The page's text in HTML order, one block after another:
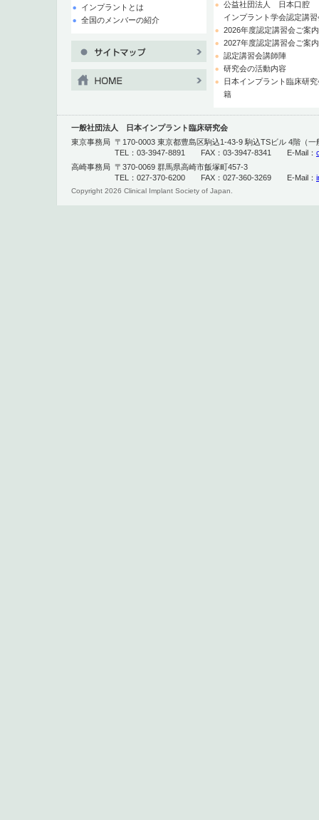
インプラントとは
全国のメンバーの紹介
公益社団法人 日本口腔
インプラント学会認定講
2026年度認定講習会ご案内
2027年度認定講習会ご案内
認定講習会講師陣
研究会の活動内容
日本インプラント臨床研
籍
一般社団法人 日本インプラント臨床研究会
東京事務局 〒170-0003 東京都豊島区駒込1-43-9 駒込TSビル 4階（
TEL：03-3947-8891 FAX：03-3947-8341 E-Mail：
高崎事務局 〒370-0069 群馬県高崎市飯塚町457-3
TEL：027-370-6200 FAX：027-360-3269 E-Mail：
Copyright 2026 Clinical Implant Society of Japan.